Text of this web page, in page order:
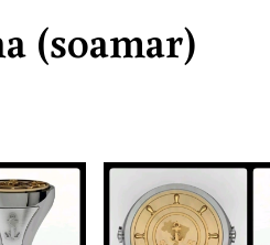
(soamar)